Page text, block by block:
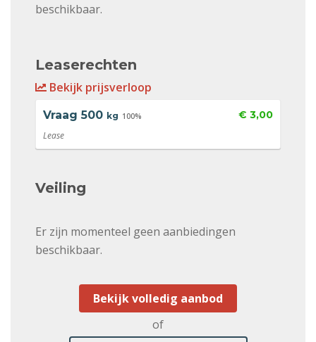
beschikbaar.
Leaserechten
Bekijk prijsverloop
Vraag 500 kg 100% € 3,00
Lease
Veiling
Er zijn momenteel geen aanbiedingen
beschikbaar.
Bekijk volledig aanbod
of